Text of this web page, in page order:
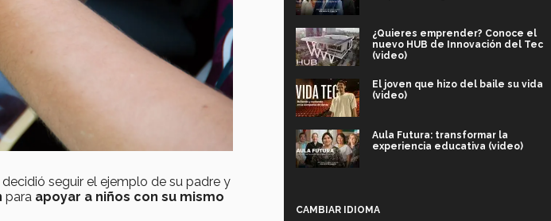
seguir el ejemplo de su padre y
para apoyar a niños con su mismo
¿Quieres emprender? Conoce el
nuevo HUB de Innovación del Tec
(video)
El joven que hizo del baile su vida
(video)
Aula Futura: transformar la
experiencia educativa (video)
CAMBIAR IDIOMA